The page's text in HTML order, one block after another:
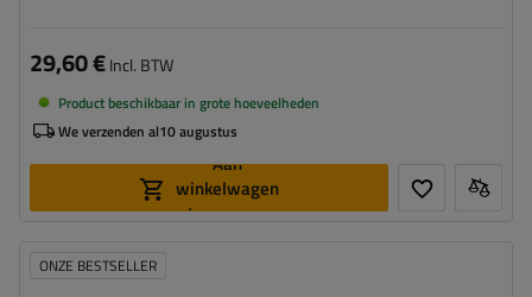
29,60 €Incl. BTW
Product beschikbaar in grote hoeveelheden
We verzenden al10 augustus
Aan
winkelwagen
toevoegen
ONZE BESTSELLER